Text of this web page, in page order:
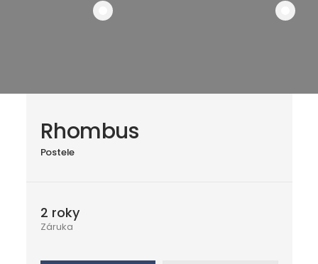
Rhombus
Postele
Záruka
2 roky